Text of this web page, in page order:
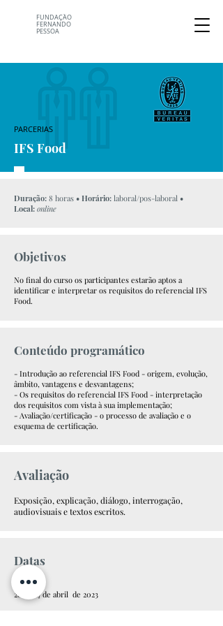
FUNDAÇÃO
FERNANDO
PESSOA
PARCERIAS
IFS Food
Duração: ​8 horas • Horário: laboral/pos-laboral •
Local: online
Objetivos
No final do curso os participantes estarão aptos a
identificar e interpretar os requisitos do referencial IFS
Food.
Conteúdo programático
- Introdução ao referencial IFS Food - origem, evolução,
âmbito, vantagens e desvantagens;
- Os requisitos do referencial IFS Food - interpretação
dos requisitos com vista à sua implementação;
- Avaliação/certificação - o processo de avaliação e o
esquema de certificação.
Avaliação
Exposição, explicação, diálogo, interrogação,
audiovisuais e textos escritos.
Datas
Online
26 ou 27 de abril de 2023